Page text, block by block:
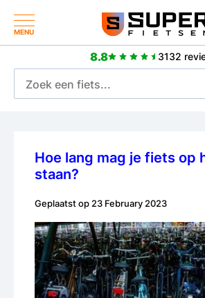
MENU
8.8 3132
Hoe lang mag je fiets op
staan?
Geplaatst op 23 February 2023